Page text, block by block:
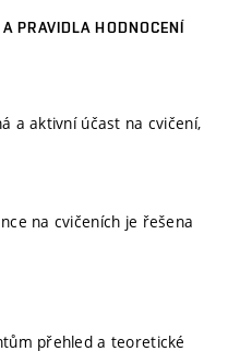
PRAVIDLA HODNOCENÍ
a aktivní účast na cvičení,
na cvičeních je řešena
přehled a teoretické